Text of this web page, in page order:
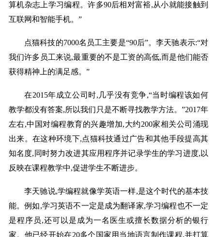
算机杂志上学习编程。许多90后相对富裕,从小就能接触到
互联网和智能手机。”
点猫科技的7000名员工主要是“90后”。李天驰表示:“对
我们许多员工来说,最重要的不是工资的高低,而是他们能否
获得精神上的满足感。”
在2015年成立公司时,几乎没有竞争,“当时编程该如何
教学都没有答案,所以我们只是不断寻找教学方法。”2017年
左右,中国对编程教育的兴趣增加,大约200家相关公司涌现
出来。在这种环境下,点猫科技通过广告和其他手段提高其
知名度,同时努力改进其应用程序并记录学生的学习进度,以
反映在课程教学中,促进学生不断进步。
李天驰说,学编程就像学英语一样,是这个时代的基本技
能。例如,学习英语不一定是成为翻译家,学习编程也不一定
是程序员,还可以是成为一名医生或擅长数据分析的银行
家。他已经开始在20多个国家用当地语言制作课程,并打算